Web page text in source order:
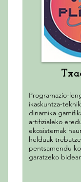
Programazio-
ikaskuntza-
dinamika
artifizialeko
ekosistemak
helduak
pentsamendu
garatzeko